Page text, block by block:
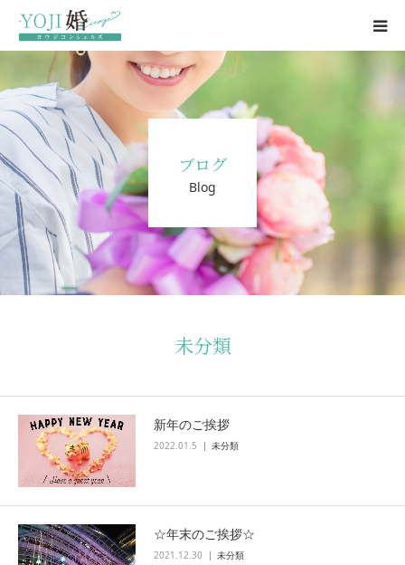
ブログ
Blog
未分類
新年のご挨拶
2022.01.5 未分類
☆年末のご挨拶☆
2021.12.30 未分類
結婚相談所
婚活パーティー
ブログ
婚活パーティー情報
会社概要・代表挨拶